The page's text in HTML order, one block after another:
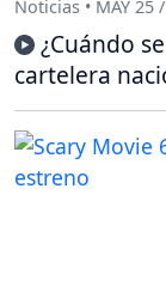
Noticias • MAY 25
¿Cuándo
cartelera